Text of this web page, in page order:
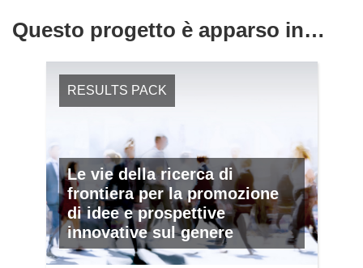
Questo progetto è apparso in…
RESULTS PACK
Le vie della ricerca di
frontiera per la promozione
di idee e prospettive
innovative sul genere